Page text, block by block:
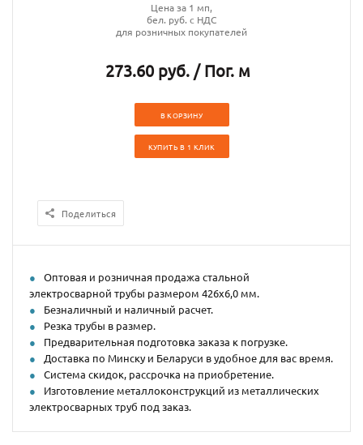
Цена за 1 мп,
бел. руб. с НДС
для розничных покупателей
273.60 руб. / Пог. м
В КОРЗИНУ
КУПИТЬ В 1 КЛИК
Поделиться
Оптовая и розничная продажа стальной
электросварной трубы размером 426х6,0 мм.
Безналичный и наличный расчет.
Резка трубы в размер.
Предварительная подготовка заказа к погрузке.
Доставка по Минску и Беларуси в удобное для вас время.
Система скидок, рассрочка на приобретение.
Изготовление металлоконструкций из металлических
электросварных труб под заказ.